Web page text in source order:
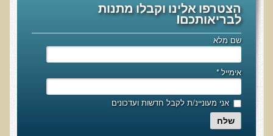
פאנל קרדיו-ווסקולרי - לבריאות מערכת כלי הדם והלב
בדיקות גנטיות
בדיקות לאבחון מחסורים וסיכונים
בדיקת דם קליפורד לרגישויות לחומרים דנטאליים
בדיקות למחסורים תזונתיים, בדיקות ויטמינים
הצטרפו אלינו וקבלו מתנות
לבריאותכם!
שם מלא
אימייל*
אני מעוניינ/ת לקבל חדשות ועדכונים
שלח